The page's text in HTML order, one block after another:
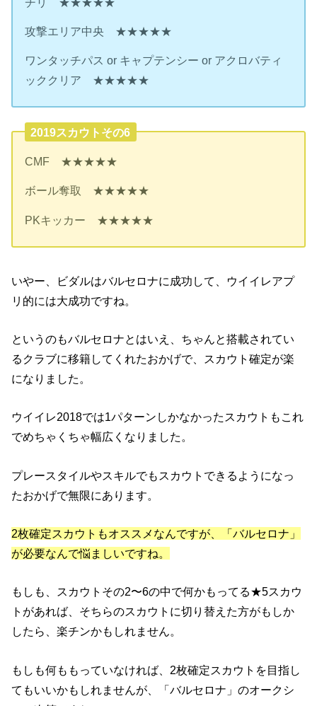
攻撃エリア中央 ★★★★★
ワンタッチパス or キャプテンシー or アクロバティ
ッククリア ★★★★★
2019スカウトその6
CMF ★★★★★
ボール奪取 ★★★★★
PKキッカー ★★★★★
いやー、ビダルはバルセロナに成功して、ウイイレアプ
リ的には大成功ですね。
というのもバルセロナとはいえ、ちゃんと搭載されてい
るクラブに移籍してくれたおかげで、スカウト確定が楽
になりました。
ウイイレ2018では1パターンしかなかったスカウトもこれ
でめちゃくちゃ幅広くなりました。
プレースタイルやスキルでもスカウトできるようになっ
たおかげで無限にあります。
2枚確定スカウトもオススメなんですが、「バルセロナ」
が必要なんで悩ましいですね。
もしも、スカウトその2〜6の中で何かもってる★5スカウ
トがあれば、そちらのスカウトに切り替えた方がもしか
したら、楽チンかもしれません。
もしも何ももっていなければ、2枚確定スカウトを目指し
てもいいかもしれませんが、「バルセロナ」のオークシ